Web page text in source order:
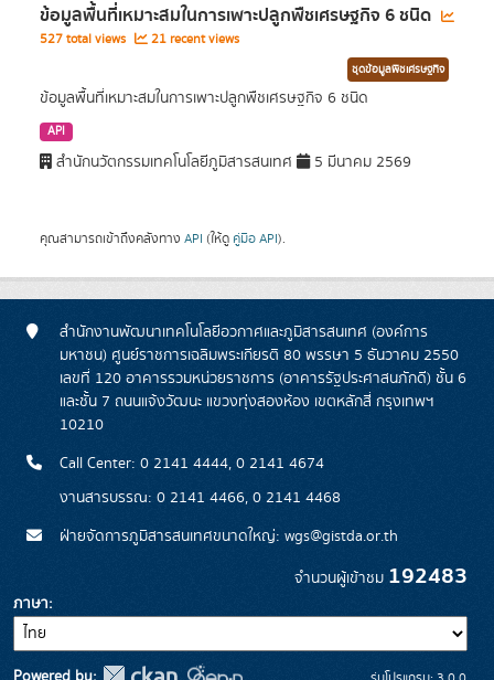
ข้อมูลพื้นที่เหมาะสมในการเพาะปลูกพืชเศรษฐกิจ 6 ชนิด
527 total views 21 recent views
ชุดข้อมูลพืชเศรษฐกิจ
ข้อมูลพื้นที่เหมาะสมในการเพาะปลูกพืชเศรษฐกิจ 6 ชนิด
API
สำนักนวัตกรรมเทคโนโลยีภูมิสารสนเทศ 5 มีนาคม 2569
คุณสามารถเข้าถึงคลังทาง API (ให้ดู คู่มือ API).
สำนักงานพัฒนาเทคโนโลยีอวกาศและภูมิสารสนเทศ (องค์การ
มหาชน) ศูนย์ราชการเฉลิมพระเกียรติ 80 พรรษา 5 ธันวาคม 2550
เลขที่ 120 อาคารรวมหน่วยราชการ (อาคารรัฐประศาสนภักดี) ชั้น 6
และชั้น 7 ถนนแจ้งวัฒนะ แขวงทุ่งสองห้อง เขตหลักสี่ กรุงเทพฯ
10210
Call Center: 0 2141 4444, 0 2141 4674
งานสารบรรณ: 0 2141 4466, 0 2141 4468
ฝ่ายจัดการภูมิสารสนเทศขนาดใหญ่: wgs@gistda.or.th
จำนวนผู้เข้าชม 192483
ภาษา